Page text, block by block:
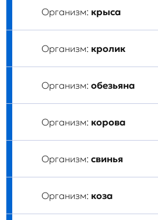
Организм: крыса
Организм: кролик
Организм: обезьяна
Организм: корова
Организм: свинья
Организм: коза